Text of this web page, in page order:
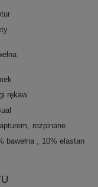
rękaw
rozpinane
bawełna 10% elastan